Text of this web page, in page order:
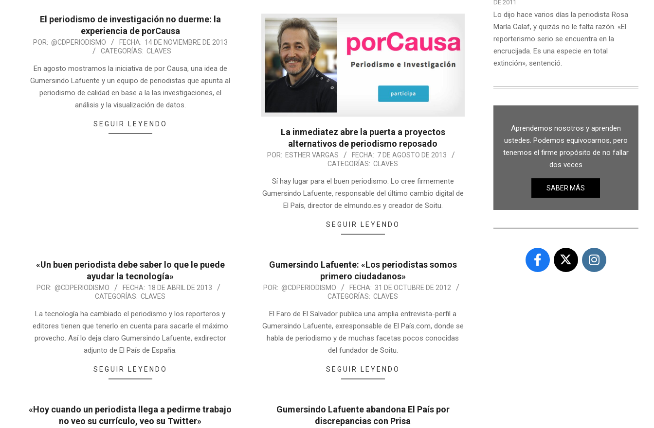
El periodismo de investigación no duerme: la
experiencia de porCausa
POR: @CDPERIODISMO FECHA: 14 DE NOVIEMBRE DE 2013
CATEGORÍAS: CLAVES
En agosto mostramos la iniciativa de por Causa, una idea de
Gumersindo Lafuente y un equipo de periodistas que apunta al
periodismo de calidad en base a la las investigaciones, el
análisis y la visualización de datos.
SEGUIR LEYENDO
La inmediatez abre la puerta a proyectos
alternativos de periodismo reposado
POR: ESTHER VARGAS FECHA: 7 DE AGOSTO DE 2013
CATEGORÍAS: CLAVES
Sí hay lugar para el buen periodismo. Lo cree firmemente
Gumersindo Lafuente, responsable del último cambio digital de
El País, director de elmundo.es y creador de Soitu.
SEGUIR LEYENDO
«Un buen periodista debe saber lo que le puede
ayudar la tecnología»
POR: @CDPERIODISMO FECHA: 18 DE ABRIL DE 2013
CATEGORÍAS: CLAVES
La tecnología ha cambiado el periodismo y los reporteros y
editores tienen que tenerlo en cuenta para sacarle el máximo
provecho. Así lo deja claro Gumersindo Lafuente, exdirector
adjunto de El País de España.
SEGUIR LEYENDO
Gumersindo Lafuente: «Los periodistas somos
primero ciudadanos»
POR: @CDPERIODISMO FECHA: 31 DE OCTUBRE DE 2012
CATEGORÍAS: CLAVES
El Faro de El Salvador publica una amplia entrevista-perfil a
Gumersindo Lafuente, exresponsable de El País.com, donde se
habla de periodismo y de muchas facetas pocos conocidas
del fundador de Soitu.
SEGUIR LEYENDO
«Hoy cuando un periodista llega a pedirme trabajo
no veo su currículo, veo su Twitter»
Gumersindo Lafuente abandona El País por
discrepancias con Prisa
DE 2011
Lo dijo hace varios días la periodista Rosa
María Calaf, y quizás no le falta razón. «El
reporterismo serio se encuentra en la
encrucijada. Es una especie en total
extinción», sentenció.
Aprendemos nosotros y aprenden
ustedes. Podemos equivocarnos, pero
tenemos el firme propósito de no fallar
dos veces
SABER MÁS